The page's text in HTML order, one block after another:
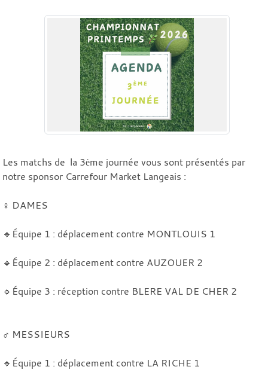
Les matchs de la 3ėme journée vous sont présentés par
notre sponsor Carrefour Market Langeais :
♀️ DAMES
🔹Équipe 1 : déplacement contre MONTLOUIS 1
🔹Équipe 2 : déplacement contre AUZOUER 2
🔹Équipe 3 : réception contre BLERE VAL DE CHER 2
♂️ MESSIEURS
🔹Équipe 1 : déplacement contre LA RICHE 1